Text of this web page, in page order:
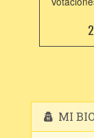
MI